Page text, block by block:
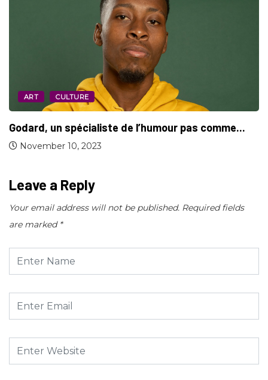
ART CULTURE
Talan Lokal, une nouvelle façon de soutenir...
October 7, 2020
Leave a Reply
Your email address will not be published. Required fields
are marked *